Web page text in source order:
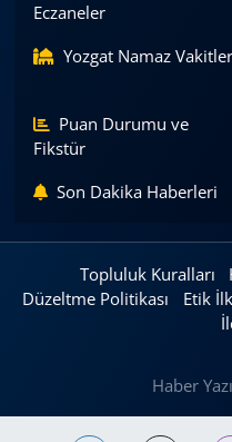
Eczaneler
Yozgat Namaz
Puan Durumu ve
Fikstür
Son Dakika Haberleri
Topluluk Kuralları
Düzeltme Politikası
Etik
Haber